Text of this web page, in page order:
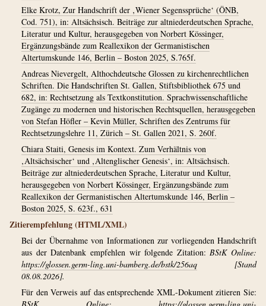
Elke Krotz, Zur Handschrift der ‚Wiener Segenssprüche‘ (ÖNB,
Cod. 751), in: Altsächsisch. Beiträge zur altniederdeutschen Sprache,
Literatur und Kultur, herausgegeben von Norbert Kössinger,
Ergänzungsbände zum Reallexikon der Germanistischen
Altertumskunde 146, Berlin – Boston 2025, S.765f.
Andreas Nievergelt, Althochdeutsche Glossen zu kirchenrechtlichen
Schriften. Die Handschriften St. Gallen, Stiftsbibliothek 675 und
682, in: Rechtsetzung als Textkonstitution. Sprachwissenschaftliche
Zugänge zu modernen und historischen Rechtsquellen, herausgegeben
von Stefan Höfler – Kevin Müller, Schriften des Zentrums für
Rechtsetzungslehre 11, Zürich – St. Gallen 2021, S. 260f.
Chiara Staiti, Genesis im Kontext. Zum Verhältnis von
‚Altsächsischer‘ und ‚Altenglischer Genesis‘, in: Altsächsisch.
Beiträge zur altniederdeutschen Sprache, Literatur und Kultur,
herausgegeben von Norbert Kössinger, Ergänzungsbände zum
Reallexikon der Germanistischen Altertumskunde 146, Berlin –
Boston 2025, S. 623f., 631
Zitierempfehlung (HTML/XML)
Bei der Übernahme von Informationen zur vorliegenden Handschrift
aus der Datenbank empfehlen wir folgende Zitation:BStK Online:
https://glossen.germ-ling.uni-bamberg.de/bstk/256aq [Stand
08.08.2026].
Für den Verweis auf das entsprechende XML-Dokument zitieren Sie: